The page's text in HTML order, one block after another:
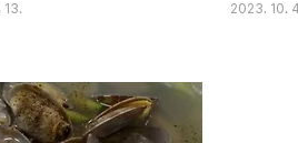
에 움직이는 체질이라서(자유로
담없이 찾아갔습니다. 올만에 먹
13. 2023. 10.